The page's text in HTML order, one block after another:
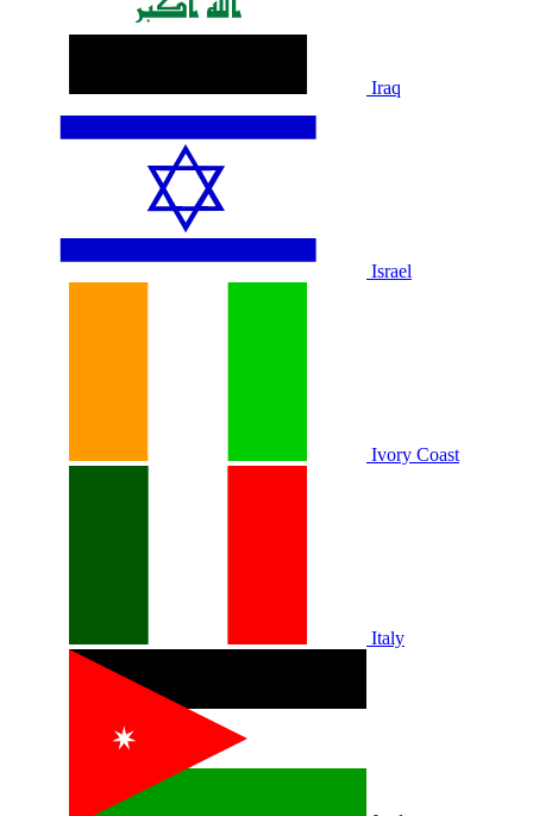
Iraq
Israel
Ivory Coast
Italy